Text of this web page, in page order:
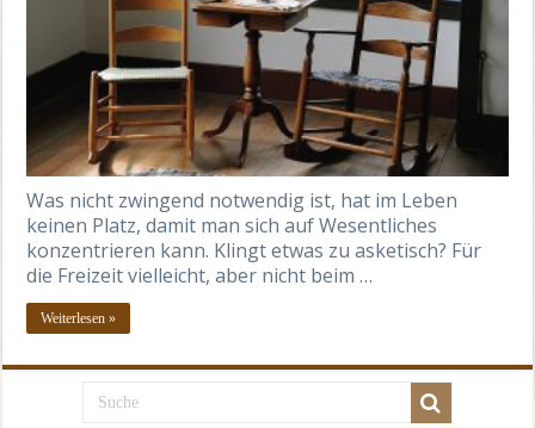
Was nicht zwingend notwendig ist, hat im Leben
keinen Platz, damit man sich auf Wesentliches
konzentrieren kann. Klingt etwas zu asketisch? Für
die Freizeit vielleicht, aber nicht beim …
Weiterlesen »